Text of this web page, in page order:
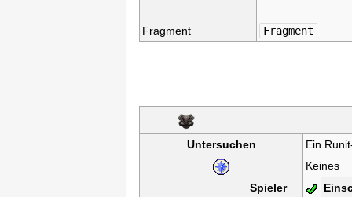
Fragment Fragment
Untersuchen
Ein
Keines
Spieler